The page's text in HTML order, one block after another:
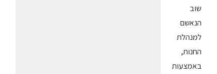
שוב
הנאשם
למנהלת
החנות,
באמצעות